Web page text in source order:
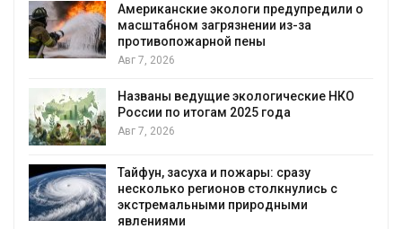
Американские экологи предупредили о
масштабном загрязнении из-за
противопожарной пены
Авг 7, 2026
Названы ведущие экологические НКО
России по итогам 2025 года
Авг 7, 2026
Тайфун, засуха и пожары: сразу
несколько регионов столкнулись с
экстремальными природными
явлениями